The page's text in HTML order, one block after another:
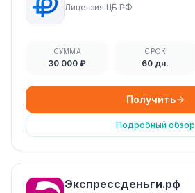
Лицензия ЦБ РФ
СУММА
30 000 ₽
СРОК
60 дн.
Получить
Подробный обзор
Экспрессденьги.рф